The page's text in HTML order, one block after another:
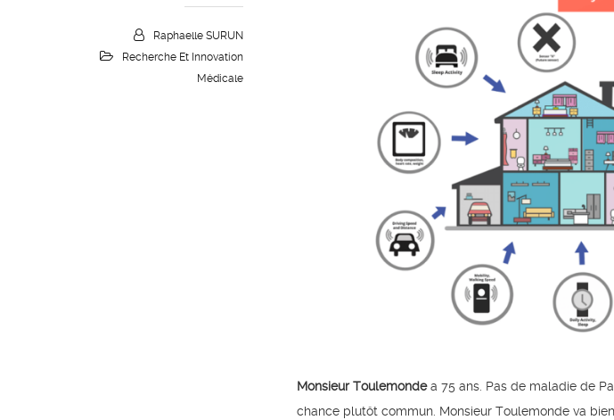
Raphaelle SURUN
Recherche Et Innovation
Médicale
Monsieur Toulemondea 75 ans. Pas de maladie de
chance plutôt commun. Monsieur Toulemonde va